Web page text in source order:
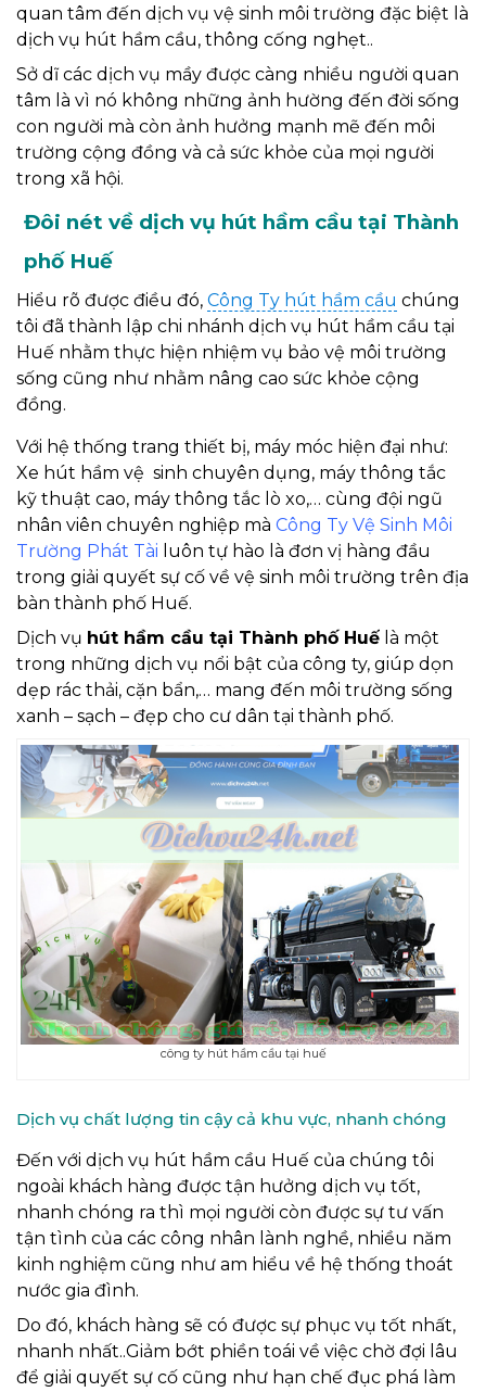
quan tâm đến dịch vụ vệ sinh môi trường đặc biệt là
dịch vụ hút hầm cầu, thông cống nghẹt..
Sở dĩ các dịch vụ mầy được càng nhiều người quan
tâm là vì nó không những ảnh hường đến đời sống
con người mà còn ảnh hưởng mạnh mẽ đến môi
trường cộng đồng và cả sức khỏe của mọi người
trong xã hội.
Đôi nét về dịch vụ hút hầm cầu tại Thành
phố Huế
Hiểu rõ được điều đó, Công Ty hút hầm cầu chúng
tôi đã thành lập chi nhánh dịch vụ hút hầm cầu tại
Huế nhằm thực hiện nhiệm vụ bảo vệ môi trường
sống cũng như nhằm nâng cao sức khỏe cộng
đồng.
Với hệ thống trang thiết bị, máy móc hiện đại như:
Xe hút hầm vệ sinh chuyên dụng, máy thông tắc
kỹ thuật cao, máy thông tắc lò xo,… cùng đội ngũ
nhân viên chuyên nghiệp mà Công Ty Vệ Sinh Môi
Trường Phát Tài luôn tự hào là đơn vị hàng đầu
trong giải quyết sự cố về vệ sinh môi trường trên địa
bàn thành phố Huế.
Dịch vụ hút hầm cầu tại Thành phố Huế là một
trong những dịch vụ nổi bật của công ty, giúp dọn
dẹp rác thải, cặn bẩn,… mang đến môi trường sống
xanh – sạch – đẹp cho cư dân tại thành phố.
công ty hút hầm cầu tại huế
Dịch vụ chất lượng tin cậy cả khu vực, nhanh chóng
Đến với dịch vụ hút hầm cầu Huế của chúng tôi
ngoài khách hàng được tận hưởng dịch vụ tốt,
nhanh chóng ra thì mọi người còn được sự tư vấn
tận tình của các công nhân lành nghề, nhiều năm
kinh nghiệm cũng như am hiểu về hệ thống thoát
nước gia đình.
Do đó, khách hàng sẽ có được sự phục vụ tốt nhất,
nhanh nhất..Giảm bớt phiền toái về việc chờ đợi lâu
để giải quyết sự cố cũng như hạn chế đục phá làm